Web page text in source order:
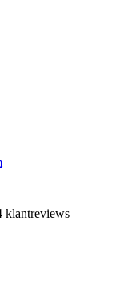
klantreviews